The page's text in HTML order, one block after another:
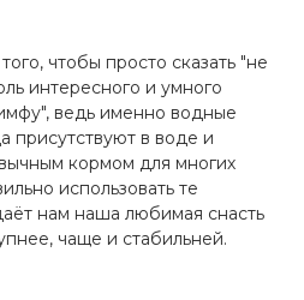
чтобы просто сказать "не
интересного и умного
ведь именно водные
присутствуют в воде и
кормом для многих
использовать те
нам наша любимая снасть
чаще и стабильней.